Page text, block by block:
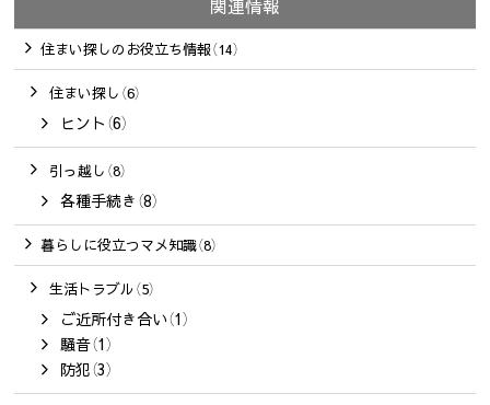
関連情報
住まい探しのお役立ち情報（14）
住まい探し（6）
ヒント（6）
引っ越し（8）
各種手続き（8）
暮らしに役立つマメ知識（8）
生活トラブル（5）
ご近所付き合い（1）
騒音（1）
防犯（3）